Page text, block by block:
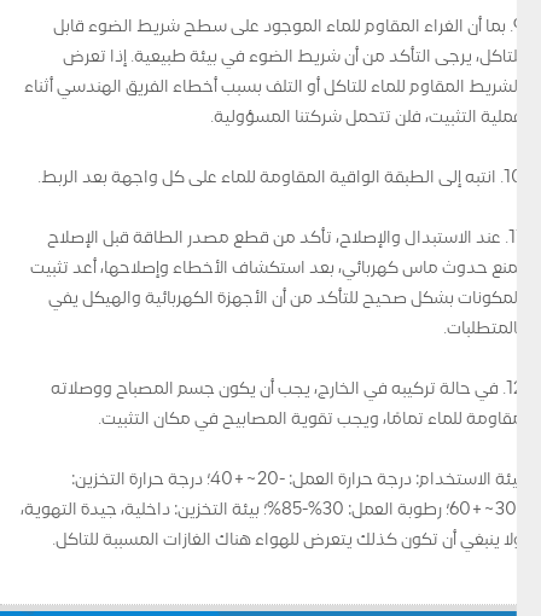
9. بما أن الغراء المقاوم للماء الموجود على سطح شريط الضوء قابل
للتآكل، يرجى التأكد من أن شريط الضوء في بيئة طبيعية. إذا تعرض
الشريط المقاوم للماء للتآكل أو التلف بسبب أخطاء الفريق الهندسي أثناء
عملية التثبيت، فلن تتحمل شركتنا المسؤولية.
10. انتبه إلى الطبقة الواقية المقاومة للماء على كل واجهة بعد الربط.
11. عند الاستبدال والإصلاح، تأكد من قطع مصدر الطاقة قبل الإصلاح
لمنع حدوث ماس كهربائي، بعد استكشاف الأخطاء وإصلاحها، أعد تثبيت
المكونات بشكل صحيح للتأكد من أن الأجهزة الكهربائية والهيكل يفي
بالمتطلبات.
12. في حالة تركيبه في الخارج، يجب أن يكون جسم المصباح ووصلاته
مقاومة للماء تمامًا، ويجب تقوية المصابيح في مكان التثبيت.
بيئة الاستخدام: درجة حرارة العمل: -20~+40؛ درجة حرارة التخزين:
-30~+60؛ رطوبة العمل: 30%-85%؛ بيئة التخزين: داخلية، جيدة التهوية،
ولا ينبغي أن تكون كذلك يتعرض للهواء هناك الغازات المسببة للتآكل.